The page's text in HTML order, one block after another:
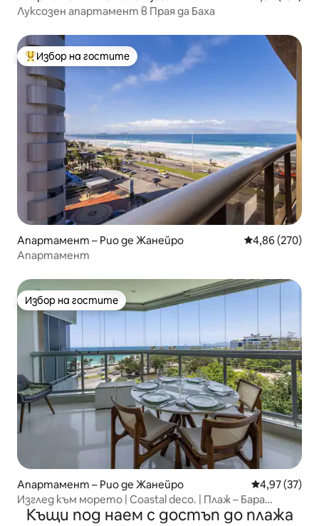
Луксозен апартамент в Прая да Баха
Най-популярен избор на гостите
Избор на гостите
Апартамент – Рио де Жанейро Средна
4,86 (270)
Апартамент
Избор на гостите
Избор на гостите
Апартамент – Рио де Жанейро Средна
4,97 (37)
Изглед към морето | Coastal deco. | Плаж – Бара
Посто 5
Къщи под наем с достъп до плажа